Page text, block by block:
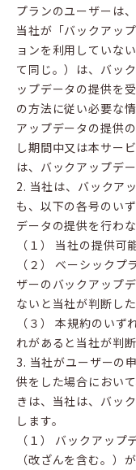
プランのユーザーは
当社が「バックアッ
ョンを利用していな
て同じ。）は、バッ
ップデータの提供を
の方法に従い必要な
アップデータの提供
し期間中又は本サー
は、バックアップデ
2. 当社は、バックア
も、以下の各号のい
データの提供を行わ
（１） 当社の提供
（２） ベーシック
ザーのバックアップ
ないと当社が判断し
（３） 本規約のい
れがあると当社が判
3. 当社がユーザーの
供をした場合におい
きは、当社は、バッ
します。
（１） バックアッ
（改ざんを含む。）